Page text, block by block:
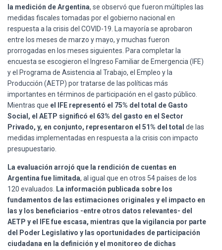
la medición de Argentina, se observó que fueron múltiples las
medidas fiscales tomadas por el gobierno nacional en
respuesta a la crisis del COVID-19. La mayoría se aprobaron
entre los meses de marzo y mayo, y muchas fueron
prorrogadas en los meses siguientes. Para completar la
encuesta se escogieron el Ingreso Familiar de Emergencia (IFE)
y el Programa de Asistencia al Trabajo, el Empleo y la
Producción (AETP) por tratarse de las políticas más
importantes en términos de participación en el gasto público.
Mientras que el IFE representó el 75% del total de Gasto
Social, el AETP significó el 63% del gasto en el Sector
Privado, y, en conjunto, representaron el 51% del total de las
medidas implementadas en respuesta a la crisis con impacto
presupuestario.
La evaluación arrojó que la rendición de cuentas en
Argentina fue limitada, al igual que en otros 54 países de los
120 evaluados.
La información publicada sobre los
fundamentos de las estimaciones originales y el impacto en
las y los beneficiarios -entre otros datos relevantes- del
AETP y el IFE fue escasa, mientras que la vigilancia por parte
del Poder Legislativo y las oportunidades de participación
ciudadana en la definición y el monitoreo de dichas